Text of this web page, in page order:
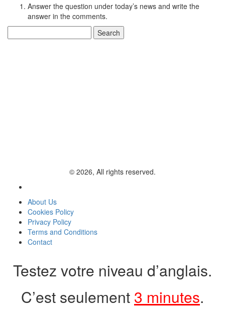
Answer the question under today’s news and write the
answer in the comments.
for:
© 2026, All rights reserved.
About Us
Cookies Policy
Privacy Policy
Terms and Conditions
Contact
Testez votre niveau d’anglais.
C’est seulement 3 minutes.